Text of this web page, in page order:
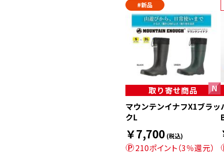
#新品
取り寄せ商品
マウンテンイナフX1ブラッ
クL
￥7,700 (税込)
210ポイント（3％還元）